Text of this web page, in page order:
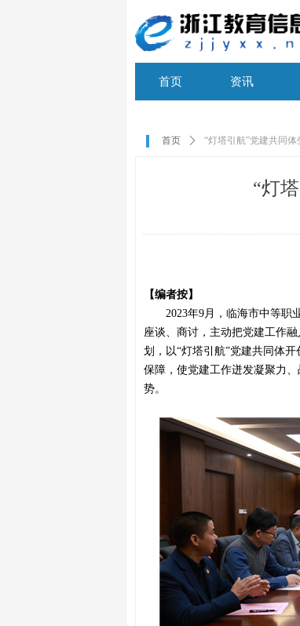
首页 资讯
“灯
【编者按】
2023年9月， 临海市中等职
座谈、商讨，主动把党建工作
划， 以“灯塔引航”党建共同体
保障，使党建工作迸发凝聚力
势。
首页 ꄲ “灯塔引航”党建共同